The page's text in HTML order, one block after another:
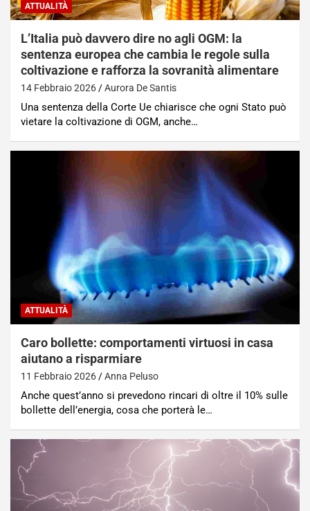
ATTUALITÀ
L’Italia può davvero dire no agli OGM: la
sentenza europea che cambia le regole sulla
coltivazione e rafforza la sovranità alimentare
14 Febbraio 2026 Aurora De Santis
Una sentenza della Corte Ue chiarisce che ogni Stato può
vietare la coltivazione di OGM, anche…
ATTUALITÀ
Caro bollette: comportamenti virtuosi in casa
aiutano a risparmiare
11 Febbraio 2026 Anna Peluso
Anche quest’anno si prevedono rincari di oltre il 10% sulle
bollette dell’energia, cosa che porterà le…